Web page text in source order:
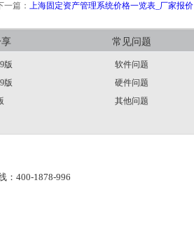
一篇： 上海固定资产管理系统价格一览表_厂家报价
版
版
常见问题
软件问题
硬件问题
其他问题
：400-1878-996